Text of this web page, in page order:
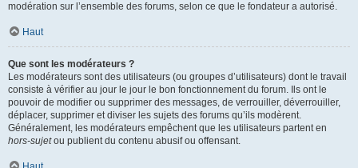
modération sur l’ensemble des forums, selon ce que le fondateur a autorisé.
Haut
Que sont les modérateurs ?
Les modérateurs sont des utilisateurs (ou groupes d’utilisateurs) dont le travail
consiste à vérifier au jour le jour le bon fonctionnement du forum. Ils ont le
pouvoir de modifier ou supprimer des messages, de verrouiller, déverrouiller,
déplacer, supprimer et diviser les sujets des forums qu’ils modèrent.
Généralement, les modérateurs empêchent que les utilisateurs partent en
hors-sujetou publient du contenu abusif ou offensant.